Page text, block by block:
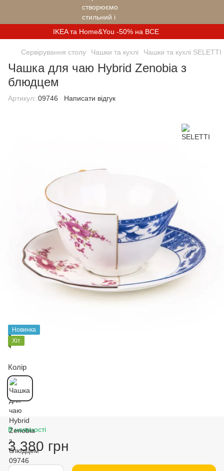
IKEA та Home&You -50% на ВСЕ
Сервірування столу Чашки та кухлі Чашки та кухлі SELETTI
Чашка для чаю Hybrid Zenobia з
блюдцем
Артикул: 09746 Написати відгук
Новинка
Хіт
Колір
В наявності
3 380 грн